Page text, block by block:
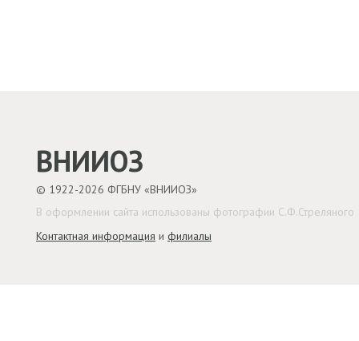
ВНИИОЗ
© 1922-2026 ФГБНУ «ВНИИОЗ»
Контактная информация и филиалы
В оформлении сайта использованы фотографии С.Ф.Стреляного